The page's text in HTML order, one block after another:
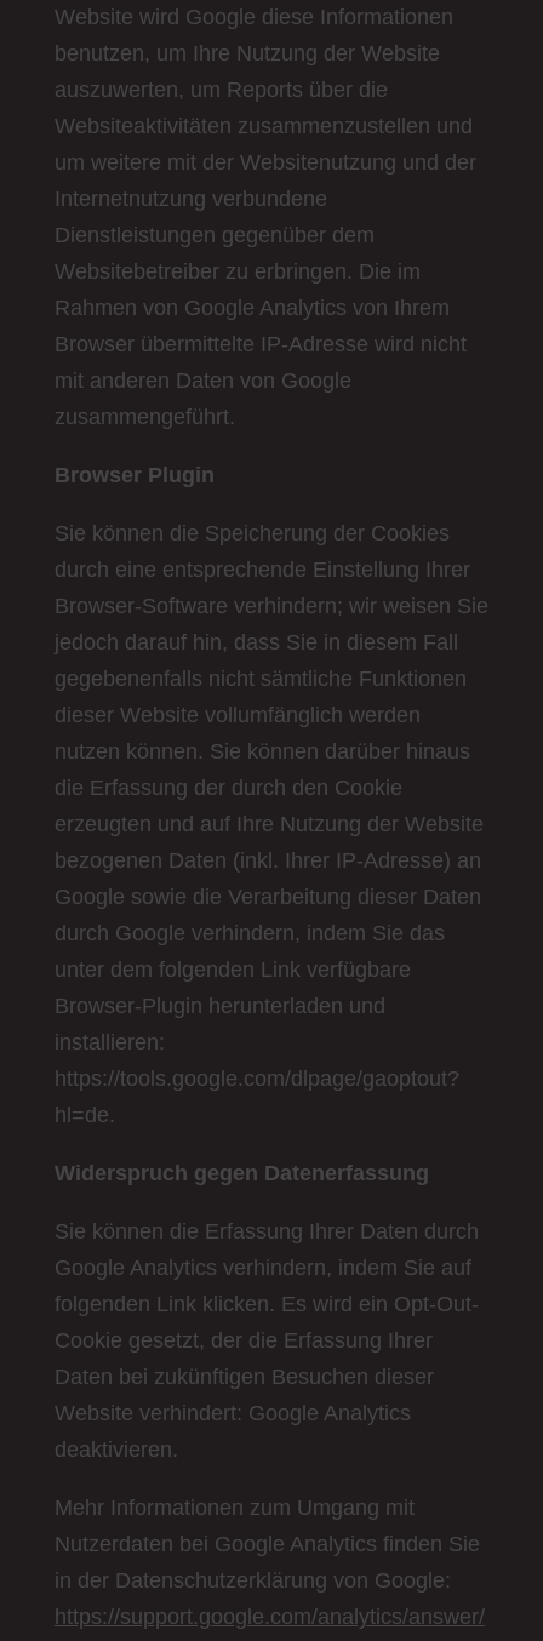
Website wird Google diese Informationen
benutzen, um Ihre Nutzung der Website
auszuwerten, um Reports über die
Websiteaktivitäten zusammenzustellen und
um weitere mit der Websitenutzung und der
Internetnutzung verbundene
Dienstleistungen gegenüber dem
Websitebetreiber zu erbringen. Die im
Rahmen von Google Analytics von Ihrem
Browser übermittelte IP-Adresse wird nicht
mit anderen Daten von Google
zusammengeführt.
Browser Plugin
Sie können die Speicherung der Cookies
durch eine entsprechende Einstellung Ihrer
Browser-Software verhindern; wir weisen Sie
jedoch darauf hin, dass Sie in diesem Fall
gegebenenfalls nicht sämtliche Funktionen
dieser Website vollumfänglich werden
nutzen können. Sie können darüber hinaus
die Erfassung der durch den Cookie
erzeugten und auf Ihre Nutzung der Website
bezogenen Daten (inkl. Ihrer IP-Adresse) an
Google sowie die Verarbeitung dieser Daten
durch Google verhindern, indem Sie das
unter dem folgenden Link verfügbare
Browser-Plugin herunterladen und
installieren:
https://tools.google.com/dlpage/gaoptout?
hl=de.
Widerspruch gegen Datenerfassung
Sie können die Erfassung Ihrer Daten durch
Google Analytics verhindern, indem Sie auf
folgenden Link klicken. Es wird ein Opt-Out-
Cookie gesetzt, der die Erfassung Ihrer
Daten bei zukünftigen Besuchen dieser
Website verhindert: Google Analytics
deaktivieren.
Mehr Informationen zum Umgang mit
Nutzerdaten bei Google Analytics finden Sie
in der Datenschutzerklärung von Google:
https://support.google.com/analytics/answer/